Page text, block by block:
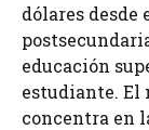
dólares
educación
estudiante. El
concentra en